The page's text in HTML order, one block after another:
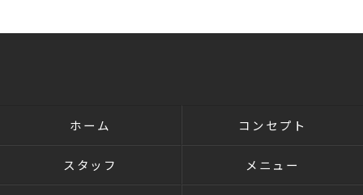
ホーム コンセプト
スタッフ メニュー